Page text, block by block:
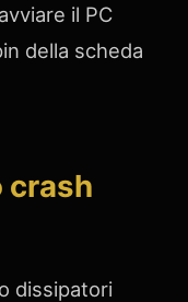
il PC
della scheda
crash
dissipatori